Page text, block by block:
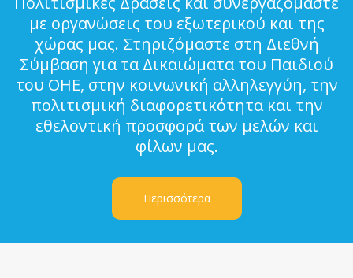
με οργανώσεις του εξωτερικού και της
χώρας μας. Στηριζόμαστε στη Διεθνή
Σύμβαση για τα Δικαιώματα του Παιδιού
του ΟΗΕ, στην κοινωνική αλληλεγγύη, την
πολιτισμική διαφορετικότητα και την
εθελοντική προσφορά των μελών και
φίλων μας.
Περισσότερα